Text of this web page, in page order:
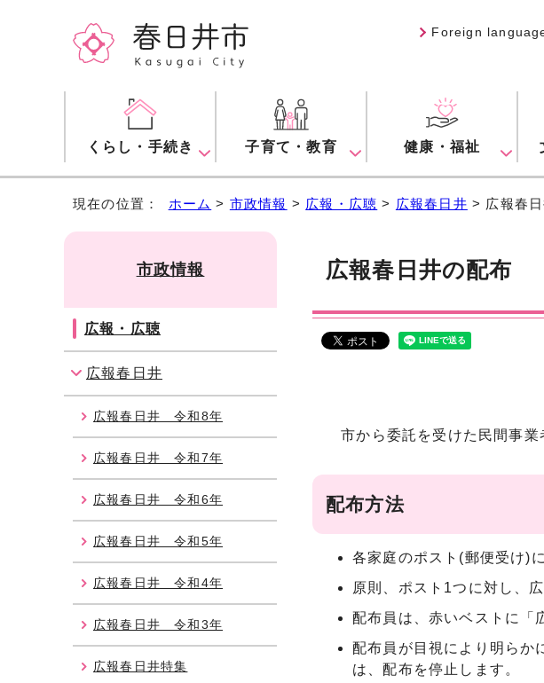
Foreign
くらし・手続き 子育て・教育 健康・福祉
現在の位置： ホーム > 市政情報 > 広報・広聴 > 広報春日井 > 広報春
広報春日井の配布
市から委託を受けた民間事業
配布方法
各家庭のポスト(郵便受け)
原則、ポスト1つに対し、
配布員は、赤いベストに「
配布員が目視により明らか
は、配布を停止します。
市政情報
広報・広聴
広報春日井
広報春日井 令和8年
広報春日井 令和7年
広報春日井 令和6年
広報春日井 令和5年
広報春日井 令和4年
広報春日井 令和3年
広報春日井特集